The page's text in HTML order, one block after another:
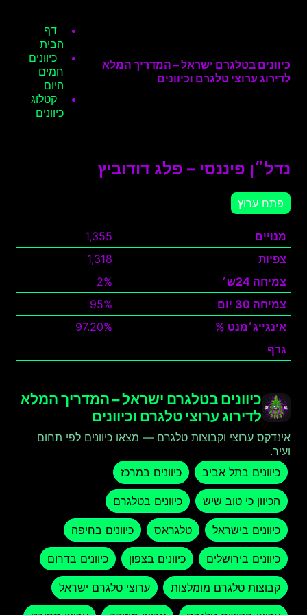
כיוונים בטלגרם ישראל – המדריך המלא
לדירוג ערוצי טלגרם וכיוונים
דף
הבית
כיוונים
חמים
היום
קטלוג
כיוונים
נדל״ן פיננסי – פלג דודוביץ
פתח ערוץ
מנויים
1,355
צפיות
1,318
צמיחה 24ש׳
2%
צמיחה 30 יום
95%
אינגייג׳מנט %
97.20%
גרף
כיוונים בטלגרם ישראל – המדריך המלא
לדירוג ערוצי טלגרם וכיוונים
אינדקס ערוצי וקבוצות טלגרם — מצאו כיוונים לפי תחום
ועיר.
כיוונים בתל אביב
כיוונים במרכז
הכיוון כי טוב שיש כיוונים בטלגרם
כיוונים בישראל טלגראס כיוונים בחיפה
כיוונים בירושלים כיוונים בצפון כיוונים בדרום
קבוצות טלגרם מומלצות ערוצי טלגרם ישראל